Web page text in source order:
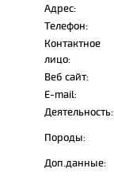
Адрес:
Телефон:
Контактное
лицо:
Веб сайт:
E-mail:
Деятельность:
Породы:
Доп.данные: